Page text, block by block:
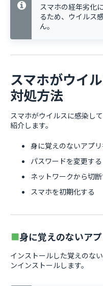
スマホの経年劣化
るため、ウイルス
ん。
スマホがウイ
対処方法
スマホがウイルスに感染し
紹介します。
身に覚えのないアプ
パスワードを変更する
ネットワークから切
スマホを初期化する
身に覚えのないア
インストールした覚えのな
ンインストールします。